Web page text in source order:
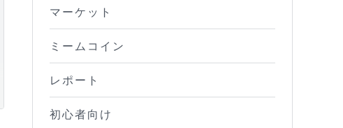
マーケット
ミームコイン
レポート
初心者向け